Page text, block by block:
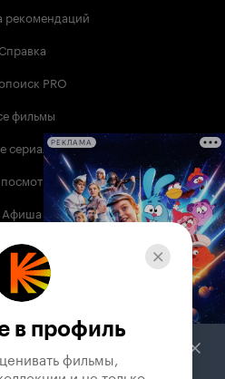
рекомендаций
Справка
PRO
фильмы
сериалы
Афиша
Музыка
поддержки
РЕКЛАМА
в профиль
фильмы,